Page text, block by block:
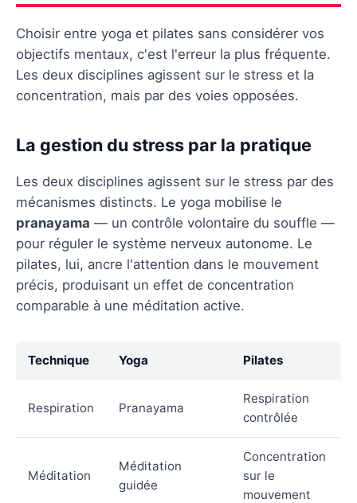
Choisir entre yoga et pilates sans considérer vos
objectifs mentaux, c'est l'erreur la plus fréquente.
Les deux disciplines agissent sur le stress et la
concentration, mais par des voies opposées.
La gestion du stress par la pratique
Les deux disciplines agissent sur le stress par des
mécanismes distincts. Le yoga mobilise le
pranayama — un contrôle volontaire du souffle —
pour réguler le système nerveux autonome. Le
pilates, lui, ancre l'attention dans le mouvement
précis, produisant un effet de concentration
comparable à une méditation active.
Technique Yoga Pilates
Respiration Pranayama
Respiration
contrôlée
Méditation
Méditation
guidée
Concentration
sur le
mouvement